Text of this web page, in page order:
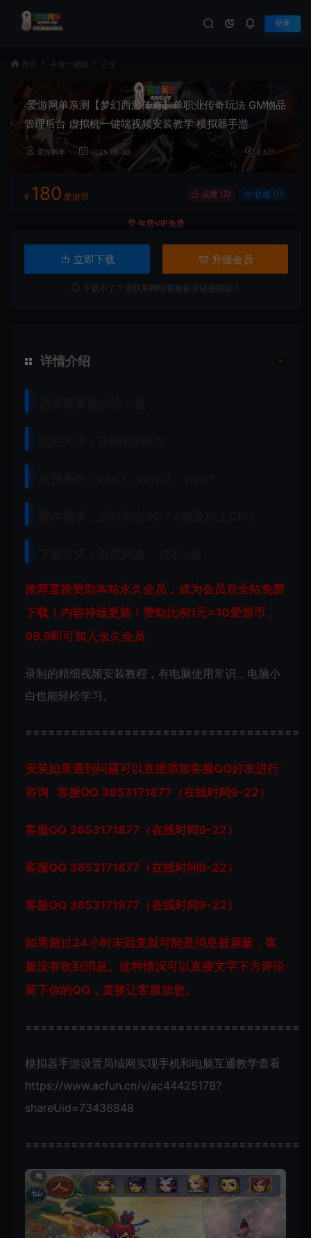
登录
首页 手游一键端 正文
爱游网单亲测【梦幻西游传奇】单职业传奇玩法 GM物品
管理后台 虚拟机一键端视频安装教学 模拟器手游
爱游网单 2025-08-30 2,631
¥ 180 爱游币 点赞 (2) 收藏 (1)
年费VIP免费
立即下载 升级会员
下载不了？请联系网站客服提交链接错误！
详情介绍
推荐直接赞助本站永久会员，成为会员后全站免费
下载！内容持续更新！赞助比例1元=10爱游币，
99.9即可加入永久会员
录制的精细视频安装教程，有电脑使用常识，电脑小
白也能轻松学习。
安装如果遇到问题可以直接添加客服QQ好友进行
咨询 客服QQ 3853171877（在线时间9-22）
客服QQ 3853171877（在线时间9-22）
客服QQ 3853171877（在线时间9-22）
客服QQ 3853171877（在线时间9-22）
如果超过24小时未回复就可能是消息被屏蔽，客
服没有收到消息。这种情况可以直接文字下方评论
留下你的QQ，直接让客服加您。
模拟器手游设置局域网实现手机和电脑互通教学查看
https://www.acfun.cn/v/ac44425178?
shareUid=73436848